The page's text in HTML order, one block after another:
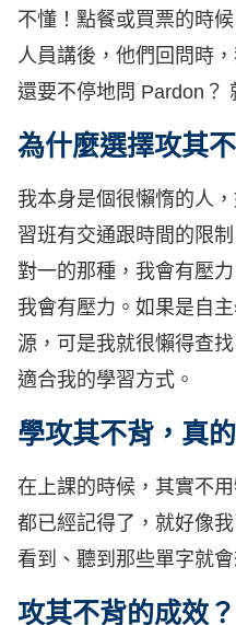
不懂！點餐或買票的時
人員講後，他們回問時
還要不停地問 Pardon？
為什麼選擇攻其
我本身是個很懶惰的人
習班有交通跟時間的限
對一的那種，我會有壓
我會有壓力。如果是自
源，可是我就很懶得查
適合我的學習方式。
學攻其不背，真
在上課的時候，其實不
都已經記得了，就好像
看到、聽到那些單字就會
攻其不背的成效？